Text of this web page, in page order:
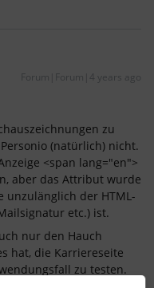
Forum|Forum|4 years ago
zu
(natürlich) nicht.
<span lang="en">
aber das Attribut wurde
unzulänglich der HTML-
etc.) ist.
nur den Hauch
hat, die Karriereseite
zu testen.